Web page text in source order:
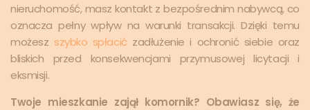
nieruchomość, masz kontakt z bezpośrednim nabywcą, co
oznacza pełny wpływ na warunki transakcji. Dzięki temu
możesz szybko spłacić zadłużenie i ochronić siebie oraz
bliskich przed konsekwencjami przymusowej licytacji i
eksmisji.
Twoje mieszkanie zajął komornik? Obawiasz się, że